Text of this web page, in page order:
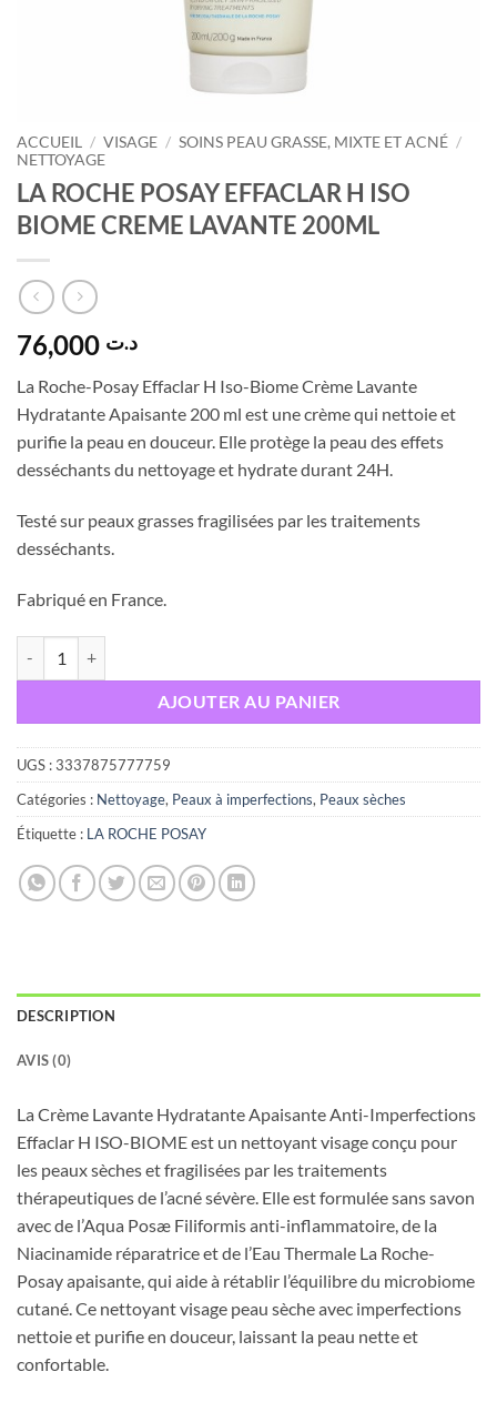
ACCUEIL / VISAGE / SOINS PEAU GRASSE, MIXTE ET ACNÉ /
NETTOYAGE
LA ROCHE POSAY EFFACLAR H ISO
BIOME CREME LAVANTE 200ML
د.ت
La Roche-Posay Effaclar H Iso-Biome Crème Lavante
Hydratante Apaisante 200 ml est une crème qui nettoie et
purifie la peau en douceur. Elle protège la peau des effets
desséchants du nettoyage et hydrate durant 24H.
Testé sur peaux grasses fragilisées par les traitements
desséchants.
Fabriqué en France.
AJOUTER AU PANIER
UGS :3337875777759
Catégories : Nettoyage, Peaux à imperfections, Peaux sèches
Étiquette : LA ROCHE POSAY
DESCRIPTION
AVIS (0)
La Crème Lavante Hydratante Apaisante Anti-Imperfections
Effaclar H ISO-BIOME est un nettoyant visage conçu pour
les peaux sèches et fragilisées par les traitements
thérapeutiques de l’acné sévère. Elle est formulée sans savon
avec de l’Aqua Posæ Filiformis anti-inflammatoire, de la
Niacinamide réparatrice et de l’Eau Thermale La Roche-
Posay apaisante, qui aide à rétablir l’équilibre du microbiome
cutané. Ce nettoyant visage peau sèche avec imperfections
nettoie et purifie en douceur, laissant la peau nette et
confortable.